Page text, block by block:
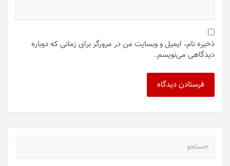
ذخیره نام، ایمیل و وبسایت من در مرورگر برای زمانی که دوباره
دیدگاهی می‌نویسم.